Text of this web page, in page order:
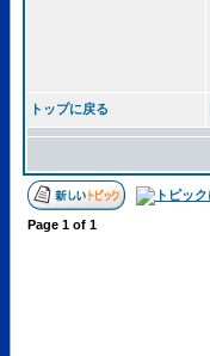
トップに戻る
Page 1 of 1